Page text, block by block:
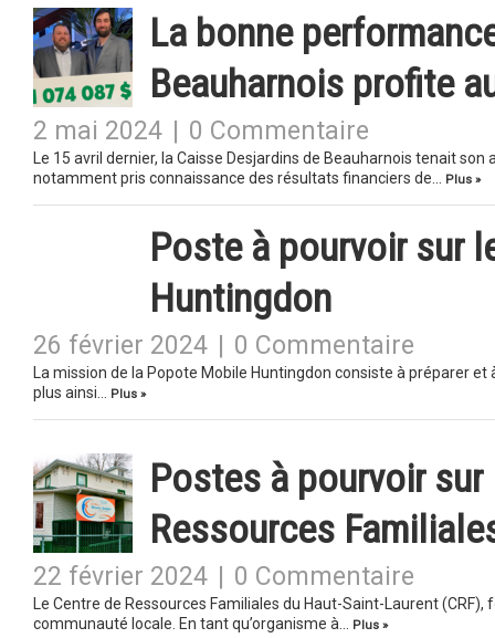
La bonne
Beauharnois profite
2 mai 2024 0 Commentaire
Le 15 avril dernier, la Caisse Desjardins de Beauharnois tenait
notamment pris connaissance des résultats financiers de…
Plus »
Poste à pourvoir sur
Huntingdon
26 février 2024 0 Commentaire
La mission de la Popote Mobile Huntingdon consiste à préparer
plus ainsi…
Plus »
Postes à pourvoir sur
Ressources
22 février 2024 0 Commentaire
Le Centre de Ressources Familiales du Haut-Saint-Laurent
communauté locale. En tant qu’organisme à…
Plus »